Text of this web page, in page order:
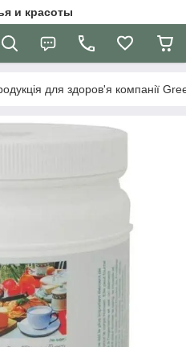
и красоты
для здоров'я компанії